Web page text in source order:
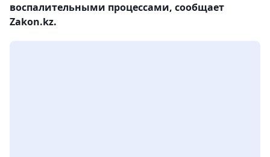
воспалительными процессами, сообщает
Zakon.kz.